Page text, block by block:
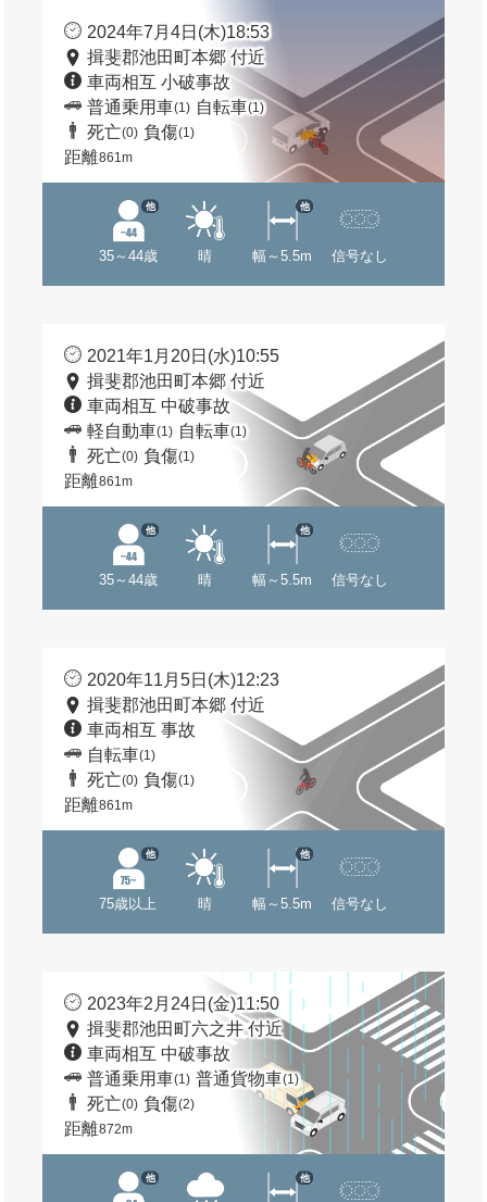
2024年7月4日(木)18:53
揖斐郡池田町本郷 付近
車両相互 小破事故
普通乗用車(1) 自転車(1)
死亡(0) 負傷(1)
距離861m
35～44歳
他
晴 幅～5.5m
他
信号なし
2021年1月20日(水)10:55
揖斐郡池田町本郷 付近
車両相互 中破事故
軽自動車(1) 自転車(1)
死亡(0) 負傷(1)
距離861m
35～44歳
他
晴 幅～5.5m
他
信号なし
2020年11月5日(木)12:23
揖斐郡池田町本郷 付近
車両相互 事故
自転車(1)
死亡(0) 負傷(1)
距離861m
75歳以上
他
晴 幅～5.5m
他
信号なし
2023年2月24日(金)11:50
揖斐郡池田町六之井 付近
車両相互 中破事故
普通乗用車(1) 普通貨物車(1)
死亡(0) 負傷(2)
距離872m
他 他